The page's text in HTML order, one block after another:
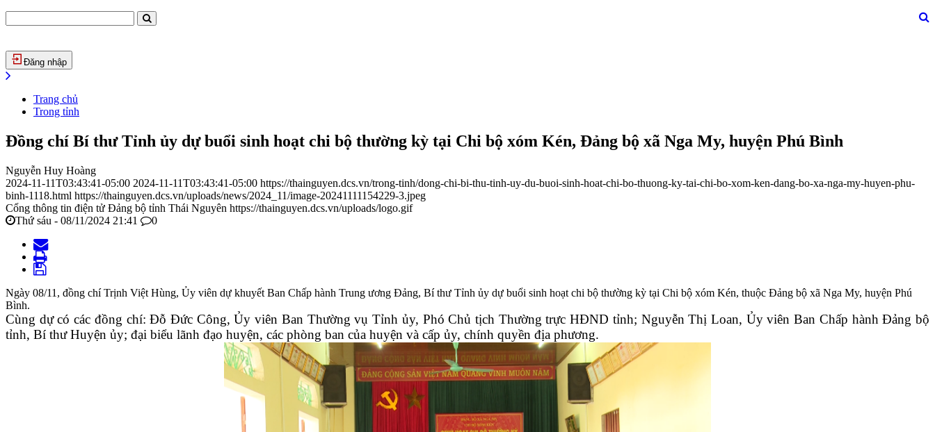
Đăng nhập
Trang chủ
Trong tỉnh
Đồng chí Bí thư Tỉnh ủy dự buổi sinh hoạt chi bộ thường kỳ tại Chi bộ xóm Kén, Đảng bộ xã Nga My, huyện Phú Bình
Nguyễn Huy Hoàng
2024-11-11T03:43:41-05:00 2024-11-11T03:43:41-05:00 https://thainguyen.dcs.vn/trong-tinh/dong-chi-bi-thu-tinh-uy-du-buoi-sinh-hoat-chi-bo-thuong-ky-tai-chi-bo-xom-ken-dang-bo-xa-nga-my-huyen-phu-
binh-1118.html https://thainguyen.dcs.vn/uploads/news/2024_11/image-20241111154229-3.jpeg
Cổng thông tin điện tử Đảng bộ tỉnh Thái Nguyên https://thainguyen.dcs.vn/uploads/logo.gif
Thứ sáu - 08/11/2024 21:41
0
Ngày 08/11, đồng chí Trịnh Việt Hùng, Ủy viên dự khuyết Ban Chấp hành Trung ương Đảng, Bí thư Tỉnh ủy dự buổi sinh hoạt chi bộ thường kỳ tại Chi bộ xóm Kén, thuộc Đảng bộ xã Nga My, huyện Phú
Bình.
Cùng dự có các đồng chí: Đỗ Đức Công, Ủy viên Ban Thường vụ Tỉnh ủy, Phó Chủ tịch Thường trực HĐND tỉnh; Nguyễn Thị Loan, Ủy viên Ban Chấp hành Đảng bộ
tỉnh, Bí thư Huyện ủy; đại biểu lãnh đạo huyện, các phòng ban của huyện và cấp ủy, chính quyền địa phương.